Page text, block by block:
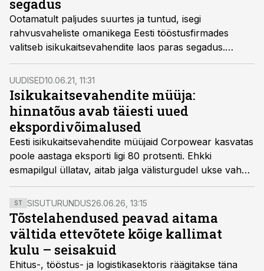
segadus
Ootamatult paljudes suurtes ja tuntud, isegi
rahvusvaheliste omanikega Eesti tööstusfirmades
valitseb isikukaitsevahendite laos paras segadus.
Nutikama majandamise korral annaks aga kinnaste,
kaitseprillide, jalatsite ja muu pealt aastas kokku hoida
üle 5000 euro, kirjutab ettevõtja ja Corpoweari juht
Taavi Sepp.
UUDISED10.06.21, 11:31
Isikukaitsevahendite müüja:
hinnatõus avab täiesti uued
ekspordivõimalused
Eesti isikukaitsevahendite müüjaid Corpowear kasvatas
poole aastaga eksporti ligi 80 protsenti. Ehkki
esmapilgul üllatav, aitab jalga välisturgudel ukse vahele
saada globaalne toorainete hinnatõus, mis võib Eesti
ettevõtted ootamatult atraktiivseks muuta, teatab
ettevõte.
ST SISUTURUNDUS26.06.26, 13:15
Tõstelahendused peavad aitama
vältida ettevõtete kõige kallimat
kulu – seisakuid
Ehitus-, tööstus- ja logistikasektoris räägitakse täna